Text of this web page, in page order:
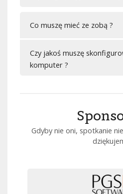
Co muszę mieć ze zobą ?
Czy jakoś muszę
komputer ?
Gdyby nie oni, spotkanie